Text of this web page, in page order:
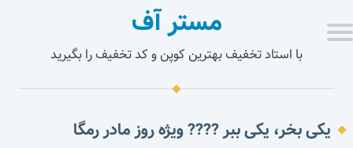
مستر آف
با استاد تخفیف بهترین کوپن و کد تخفیف را بگیرید
یکی بخر، یکی ببر ???? ویژه روز مادر رمگا